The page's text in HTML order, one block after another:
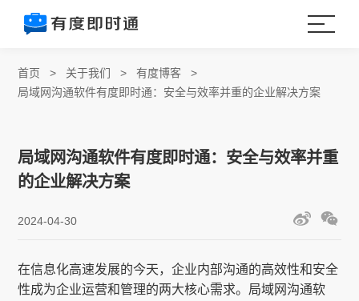
首页 > 关于我们 >有度博客 >
局域网沟通软件有度即时通：安全与效率并重的企业解决方案
局域网沟通软件有度即时通：安全与效率并重
的企业解决方案
2024-04-30
在信息化高速发展的今天，企业内部沟通的高效性和安全
性成为企业运营和管理的两大核心需求。局域网沟通软